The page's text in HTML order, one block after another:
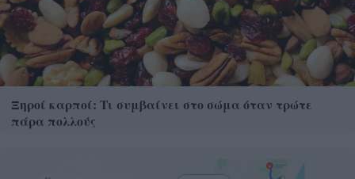
Ξηροί καρποί: Τι συμβαίνει στο σώμα όταν τρώτε
πάρα πολλούς